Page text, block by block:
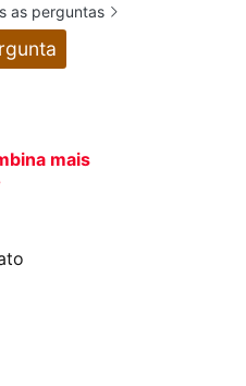
as perguntas
mais